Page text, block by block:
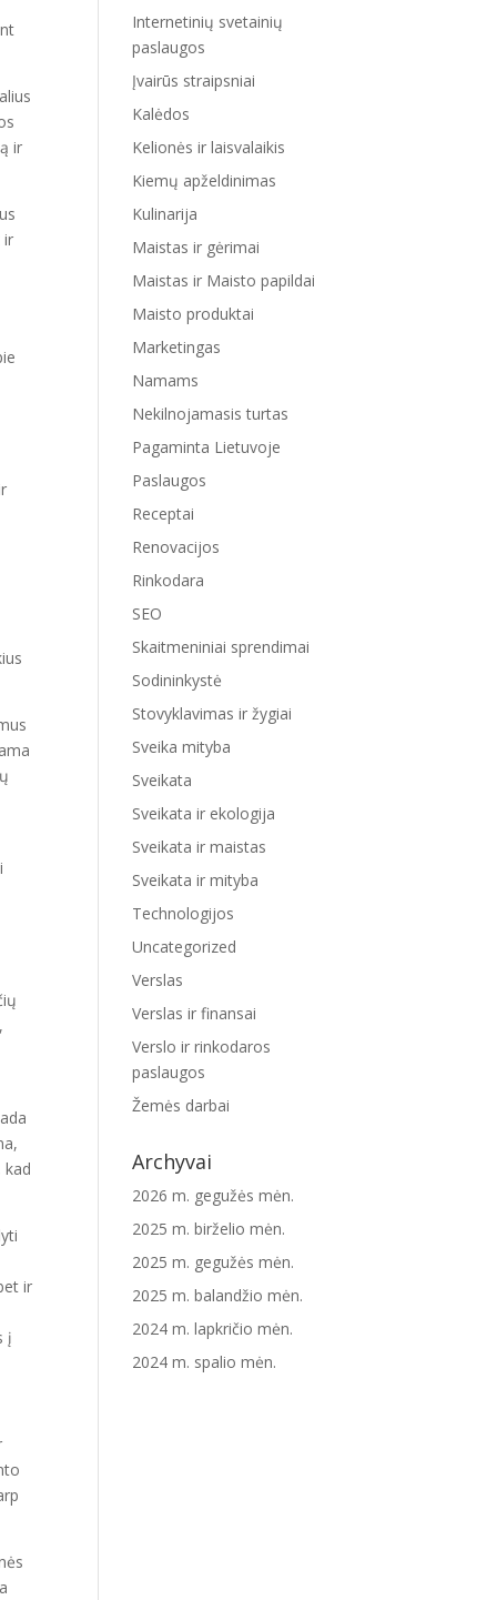
ir
ir
kad
ir
į
Internetinių svetainių
paslaugos
Įvairūs straipsniai
Kalėdos
Kelionės ir laisvalaikis
Kiemų apželdinimas
Kulinarija
Maistas ir gėrimai
Maistas ir Maisto papildai
Maisto produktai
Marketingas
Namams
Nekilnojamasis turtas
Pagaminta Lietuvoje
Paslaugos
Receptai
Renovacijos
Rinkodara
SEO
Skaitmeniniai sprendimai
Sodininkystė
Stovyklavimas ir žygiai
Sveika mityba
Sveikata
Sveikata ir ekologija
Sveikata ir maistas
Sveikata ir mityba
Technologijos
Uncategorized
Verslas
Verslas ir finansai
Verslo ir rinkodaros
paslaugos
Žemės darbai
Archyvai
2026 m. gegužės mėn.
2025 m. birželio mėn.
2025 m. gegužės mėn.
2025 m. balandžio mėn.
2024 m. lapkričio mėn.
2024 m. spalio mėn.